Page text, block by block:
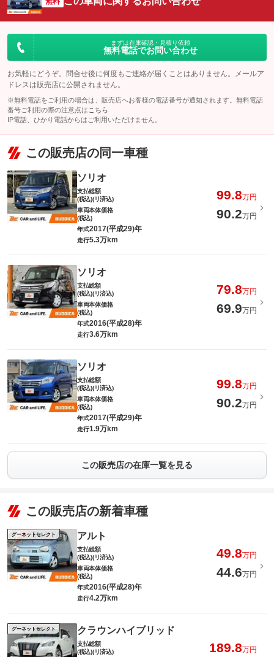
まずは在庫確認・見積り依頼
無料電話でお問い合わせ
お気軽にどうぞ。問合せ後に何度もご連絡が届くことはありません。メールア
ドレスは販売店に公開されません。
※無料電話をご利用の場合は、販売店へお客様の電話番号が通知されます。無料電話
番号ご利用の際の注意点は こちら
IP電話、ひかり電話からはご利用いただけません。
この販売店の同一車種
ソリオ
支払総額
(税込)(リ済込)
99.8万円
車両本体価格
(税込)
90.2万円
年式2017(平成29)年
走行5.3万km
ソリオ
支払総額
(税込)(リ済込)
79.8万円
車両本体価格
(税込)
69.9万円
年式2016(平成28)年
走行3.6万km
ソリオ
支払総額
(税込)(リ済込)
99.8万円
車両本体価格
(税込)
90.2万円
年式2017(平成29)年
走行1.9万km
この販売店の在庫一覧を見る
この販売店の新着車種
グーネットセレクト アルト
支払総額
(税込)(リ済込)
49.8万円
車両本体価格
(税込)
44.6万円
年式2016(平成28)年
走行4.2万km
グーネットセレクト クラウンハイブリッド
支払総額
(税込)(リ済込)
189.8万円